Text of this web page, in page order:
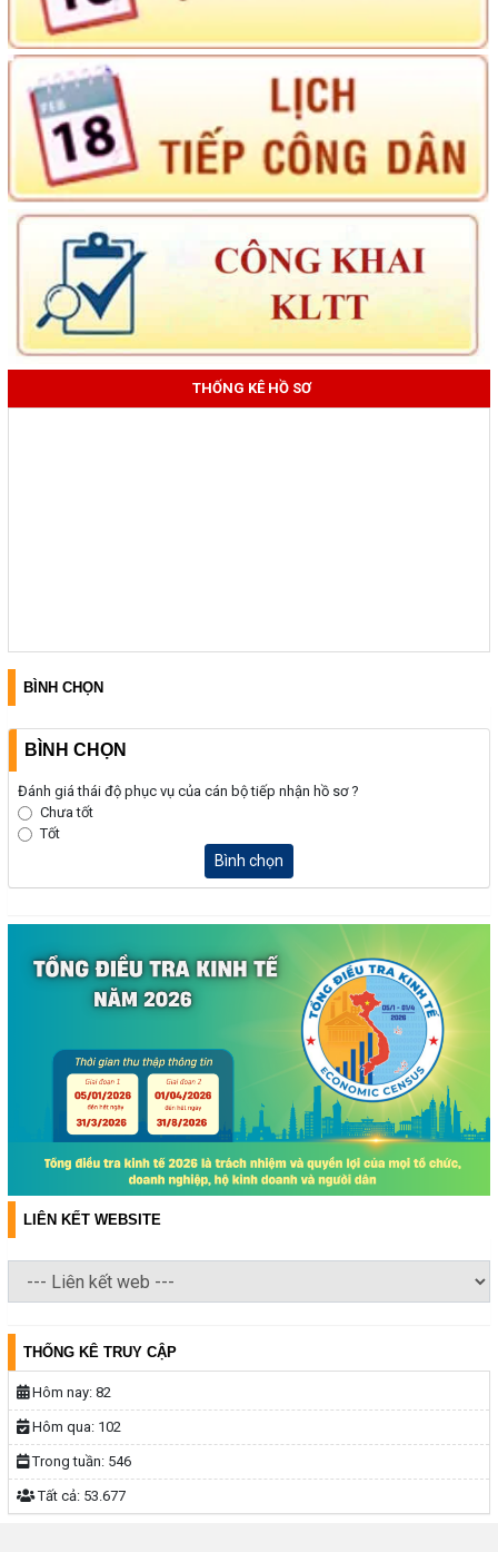
THỐNG KÊ HỒ SƠ
BÌNH CHỌN
BÌNH CHỌN
Đánh giá thái độ phục vụ của cán bộ tiếp nhận hồ sơ ?
Chưa tốt
Tốt
Bình chọn
LIÊN KẾT WEBSITE
THỐNG KÊ TRUY CẬP
Hôm nay: 82
Hôm qua: 102
Trong tuần: 546
Tất cả: 53.677